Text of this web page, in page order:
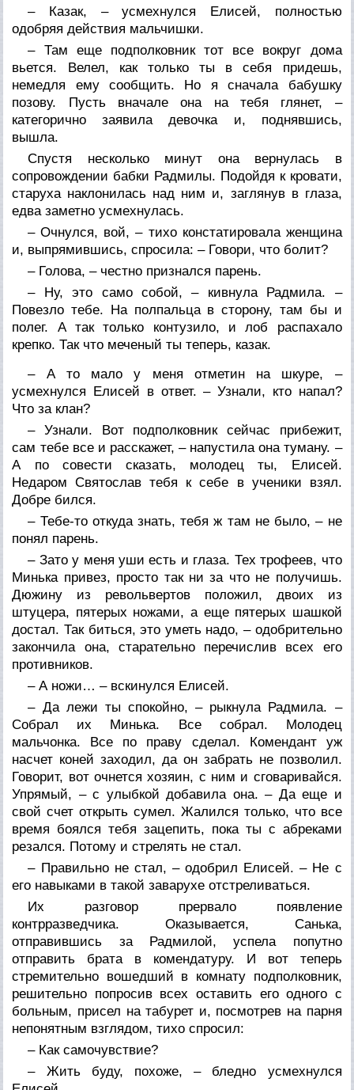
– Казак, – усмехнулся Елисей, полностью
одобряя действия мальчишки.
– Там еще подполковник тот все вокруг дома
вьется. Велел, как только ты в себя придешь,
немедля ему сообщить. Но я сначала бабушку
позову. Пусть вначале она на тебя глянет, –
категорично заявила девочка и, поднявшись,
вышла.
Спустя несколько минут она вернулась в
сопровождении бабки Радмилы. Подойдя к кровати,
старуха наклонилась над ним и, заглянув в глаза,
едва заметно усмехнулась.
– Очнулся, вой, – тихо констатировала женщина
и, выпрямившись, спросила: – Говори, что болит?
– Голова, – честно признался парень.
– Ну, это само собой, – кивнула Радмила. –
Повезло тебе. На полпальца в сторону, там бы и
полег. А так только контузило, и лоб распахало
крепко. Так что меченый ты теперь, казак.
– А то мало у меня отметин на шкуре, –
усмехнулся Елисей в ответ. – Узнали, кто напал?
Что за клан?
– Узнали. Вот подполковник сейчас прибежит,
сам тебе все и расскажет, – напустила она туману. –
А по совести сказать, молодец ты, Елисей.
Недаром Святослав тебя к себе в ученики взял.
Добре бился.
– Тебе-то откуда знать, тебя ж там не было, – не
понял парень.
– Зато у меня уши есть и глаза. Тех трофеев, что
Минька привез, просто так ни за что не получишь.
Дюжину из револьвертов положил, двоих из
штуцера, пятерых ножами, а еще пятерых шашкой
достал. Так биться, это уметь надо, – одобрительно
закончила она, старательно перечислив всех его
противников.
– А ножи… – вскинулся Елисей.
– Да лежи ты спокойно, – рыкнула Радмила. –
Собрал их Минька. Все собрал. Молодец
мальчонка. Все по праву сделал. Комендант уж
насчет коней заходил, да он забрать не позволил.
Говорит, вот очнется хозяин, с ним и сговаривайся.
Упрямый, – с улыбкой добавила она. – Да еще и
свой счет открыть сумел. Жалился только, что все
время боялся тебя зацепить, пока ты с абреками
резался. Потому и стрелять не стал.
– Правильно не стал, – одобрил Елисей. – Не с
его навыками в такой заварухе отстреливаться.
Их разговор прервало появление
контрразведчика. Оказывается, Санька,
отправившись за Радмилой, успела попутно
отправить брата в комендатуру. И вот теперь
стремительно вошедший в комнату подполковник,
решительно попросив всех оставить его одного с
больным, присел на табурет и, посмотрев на парня
непонятным взглядом, тихо спросил:
– Как самочувствие?
– Жить буду, похоже, – бледно усмехнулся